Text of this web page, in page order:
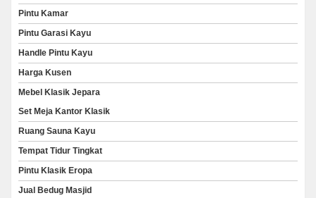
Pintu Kamar
Pintu Garasi Kayu
Handle Pintu Kayu
Harga Kusen
Mebel Klasik Jepara
Set Meja Kantor Klasik
Ruang Sauna Kayu
Tempat Tidur Tingkat
Pintu Klasik Eropa
Jual Bedug Masjid